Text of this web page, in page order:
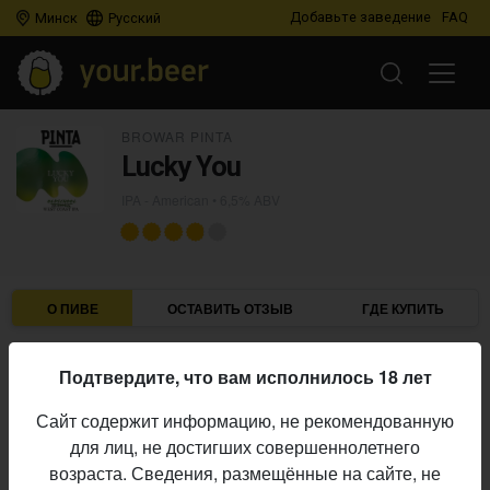
Минск Русский Добавьте заведение FAQ
Lucky You
О ПИВЕ ОСТАВИТЬ ОТЗЫВ ГДЕ КУПИТЬ
Пивоварня:
Алкоголь:
6,5%
Начало
выпуска:
18.05.2026
Подтвердите, что вам исполнилось 18 лет
Сайт содержит информацию, не рекомендованную
для лиц, не достигших совершеннолетнего
возраста. Сведения, размещённые на сайте, не